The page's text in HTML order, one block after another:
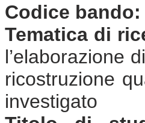
Codice bando:
Tematica di
l’elaborazione
ricostruzione
investigato